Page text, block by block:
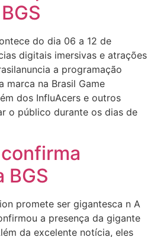
do dia 06 a 12 de
digitais imersivas e atrações
a programação
marca na Brasil Game
dos InfluAcers e outros
o público durante os dias de
BGS
promete ser gigantesca n A
a presença da gigante
da excelente notícia, eles